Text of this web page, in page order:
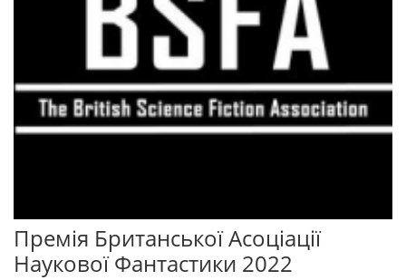
Премія Британської Асоціації
Наукової Фантастики 2022